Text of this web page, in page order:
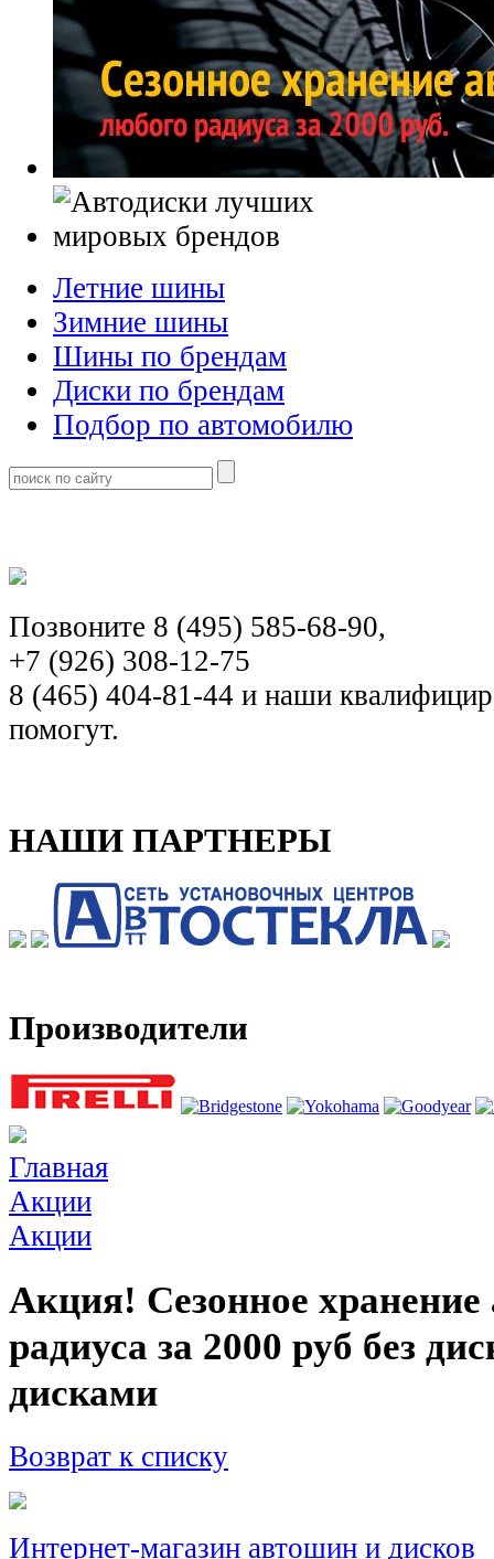
Летние шины
Зимние шины
Шины по брендам
Диски по брендам
Подбор по автомобилю
Позвоните 8 (495) 585-68-90,
+7 (926) 308-12-75
8 (465) 404-81-44 и наши
помогут.
НАШИ ПАРТНЕРЫ
Производители
Главная
Акции
Акции
Акция! Сезонное
радиуса за 2000 руб без
дисками
Возврат к списку
Интернет-магазин автошин и дисков